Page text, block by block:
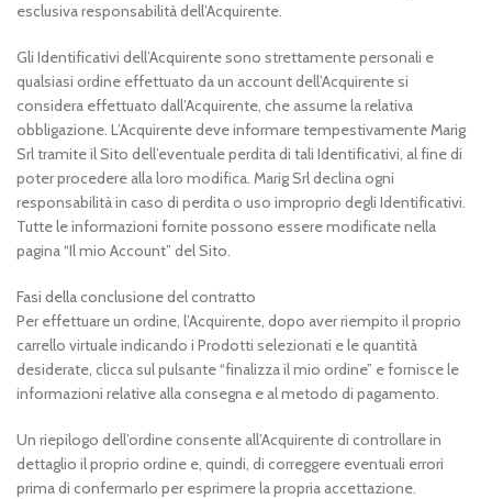
esclusiva responsabilità dell’Acquirente.
Gli Identificativi dell’Acquirente sono strettamente personali e
qualsiasi ordine effettuato da un account dell’Acquirente si
considera effettuato dall’Acquirente, che assume la relativa
obbligazione. L’Acquirente deve informare tempestivamente Marig
Srl tramite il Sito dell’eventuale perdita di tali Identificativi, al fine di
poter procedere alla loro modifica. Marig Srl declina ogni
responsabilità in caso di perdita o uso improprio degli Identificativi.
Tutte le informazioni fornite possono essere modificate nella
pagina “Il mio Account” del Sito.
Fasi della conclusione del contratto
Per effettuare un ordine, l’Acquirente, dopo aver riempito il proprio
carrello virtuale indicando i Prodotti selezionati e le quantità
desiderate, clicca sul pulsante “finalizza il mio ordine” e fornisce le
informazioni relative alla consegna e al metodo di pagamento.
Un riepilogo dell’ordine consente all’Acquirente di controllare in
dettaglio il proprio ordine e, quindi, di correggere eventuali errori
prima di confermarlo per esprimere la propria accettazione.